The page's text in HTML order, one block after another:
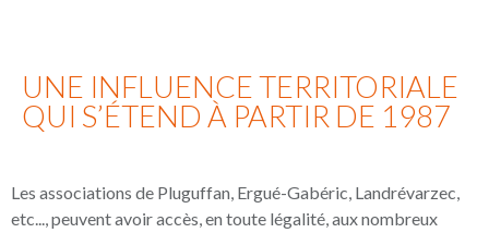
UNE INFLUENCE TERRITORIALE
QUI S’ÉTEND À PARTIR DE 1987
Les associations de Pluguffan, Ergué-Gabéric, Landrévarzec,
etc..., peuvent avoir accès, en toute légalité, aux nombreux